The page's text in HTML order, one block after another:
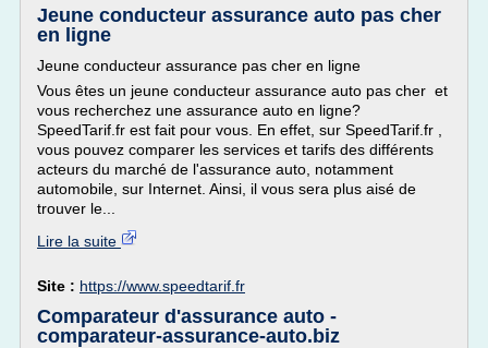
Jeune conducteur assurance auto pas cher
en ligne
Jeune conducteur assurance pas cher en ligne
Vous êtes un jeune conducteur assurance auto pas cher et
vous recherchez une assurance auto en ligne?
SpeedTarif.fr est fait pour vous. En effet, sur SpeedTarif.fr ,
vous pouvez comparer les services et tarifs des différents
acteurs du marché de l'assurance auto, notamment
automobile, sur Internet. Ainsi, il vous sera plus aisé de
trouver le...
Lire la suite
Site : https://www.speedtarif.fr
Comparateur d'assurance auto -
comparateur-assurance-auto.biz